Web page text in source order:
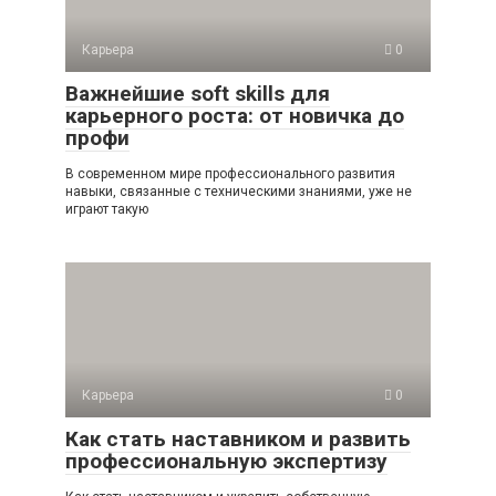
Карьера 0
Важнейшие soft skills для
карьерного роста: от новичка до
профи
В современном мире профессионального развития
навыки, связанные с техническими знаниями, уже не
играют такую
Карьера 0
Как стать наставником и развить
профессиональную экспертизу